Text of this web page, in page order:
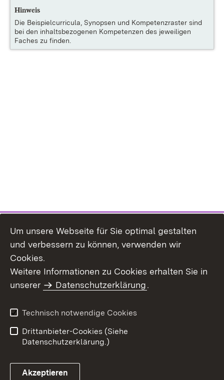
Hinweis
Die Beispielcurricula, Synopsen und Kompetenzraster sind
bei den inhaltsbezogenen Kompetenzen des jeweiligen
Faches zu finden.
Um unsere Webseite für Sie optimal gestalten
und verbessern zu können, verwenden wir
Cookies.
Weitere Informationen zu Cookies erhalten Sie in
unserer
Datenschutzerklärung.
Technisch notwendige Cookies
Drittanbieter-Cookies (Siehe
Datenschutzerklärung.)
Akzeptieren